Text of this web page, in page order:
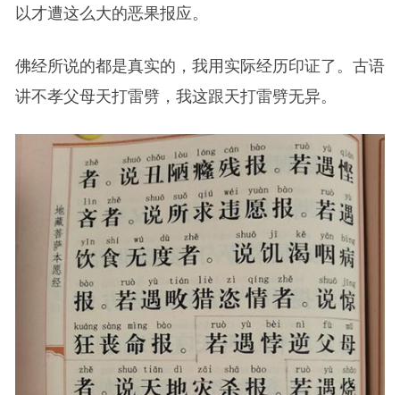
以才遭这么大的恶果报应。
佛经所说的都是真实的，我用实际经历印证了。古语
讲不孝父母天打雷劈，我这跟天打雷劈无异。